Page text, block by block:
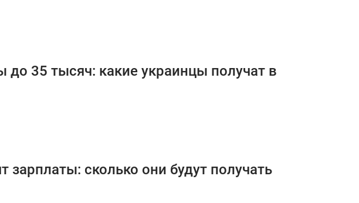
до 35 тысяч: какие украинцы получат в
зарплаты: сколько они будут получать